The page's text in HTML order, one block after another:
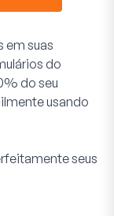
em suas
do
do seu
usando
seus